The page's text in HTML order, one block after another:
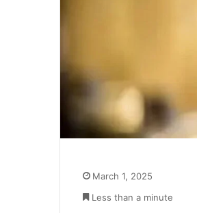
March 1, 2025
Less than a minute